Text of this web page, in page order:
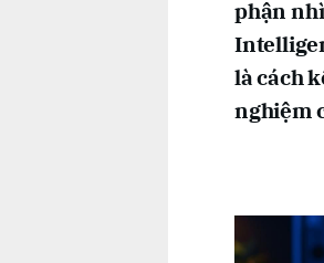
phận
là cách
nghiệm